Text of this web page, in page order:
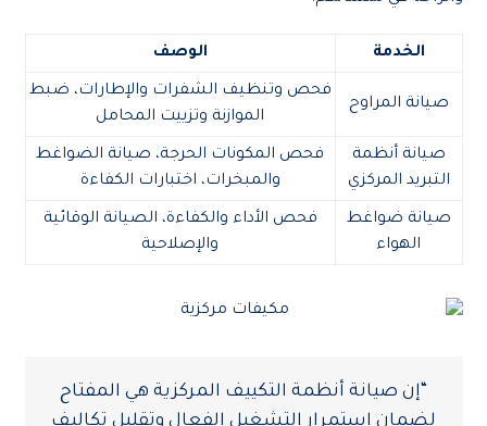
الخدمة الوصف
صيانة المراوح
فحص وتنظيف الشفرات والإطارات، ضبط
الموازنة وتزييت المحامل
صيانة أنظمة
التبريد المركزي
فحص المكونات الحرجة، صيانة الضواغط
والمبخرات، اختبارات الكفاءة
صيانة ضواغط
الهواء
فحص الأداء والكفاءة، الصيانة الوقائية
والإصلاحية
“إن صيانة أنظمة التكييف المركزية هي المفتاح
لضمان استمرار التشغيل الفعال وتقليل تكاليف